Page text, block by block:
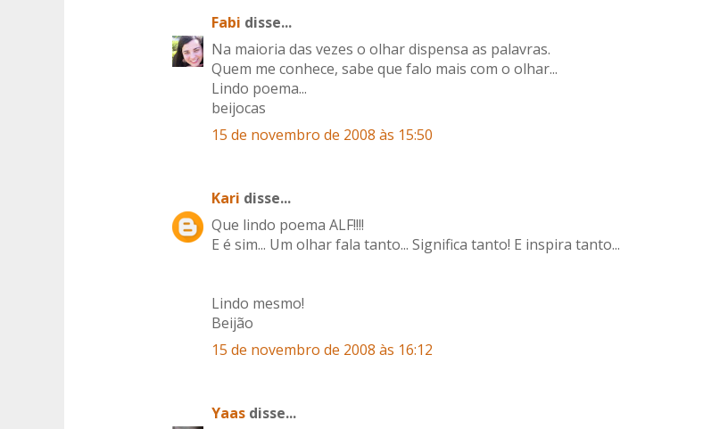
Fabi disse...
Na maioria das vezes o olhar dispensa as palavras.
Quem me conhece, sabe que falo mais com o olhar...
Lindo poema...
beijocas
15 de novembro de 2008 às 15:50
Kari disse...
Que lindo poema ALF!!!!
E é sim... Um olhar fala tanto... Significa tanto! E inspira tanto...
Lindo mesmo!
Beijão
15 de novembro de 2008 às 16:12
Yaas disse...